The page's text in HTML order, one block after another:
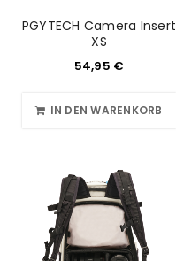
PGYTECH Camera Insert
XS
54,95 €
IN DEN WARENKORB